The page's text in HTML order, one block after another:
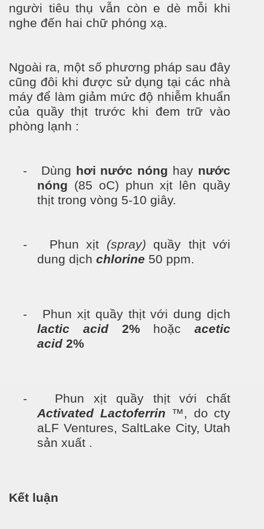
người tiêu thụ vẫn còn e dè mỗi khi
nghe đến hai chữ phóng xạ.
Ngoài ra, một số phương pháp sau đây
cũng đôi khi được sử dụng tại các nhà
máy để làm giảm mức độ nhiễm khuẩn
của quầy thịt trước khi đem trữ vào
phòng lạnh :
- Dùng hơi nước nóng hay nước
nóng (85 oC) phun xịt lên quầy
thịt trong vòng 5-10 giây.
- Phun xịt (spray) quầy thịt với
dung dịch chlorine 50 ppm.
- Phun xịt quầy thịt với dung dịch
lactic acid2% hoặc acetic
acid 2%
- Phun xịt quầy thịt với chất
Activated Lactoferrin ™, do cty
aLF Ventures, SaltLake City, Utah
sản xuất .
Kết luận